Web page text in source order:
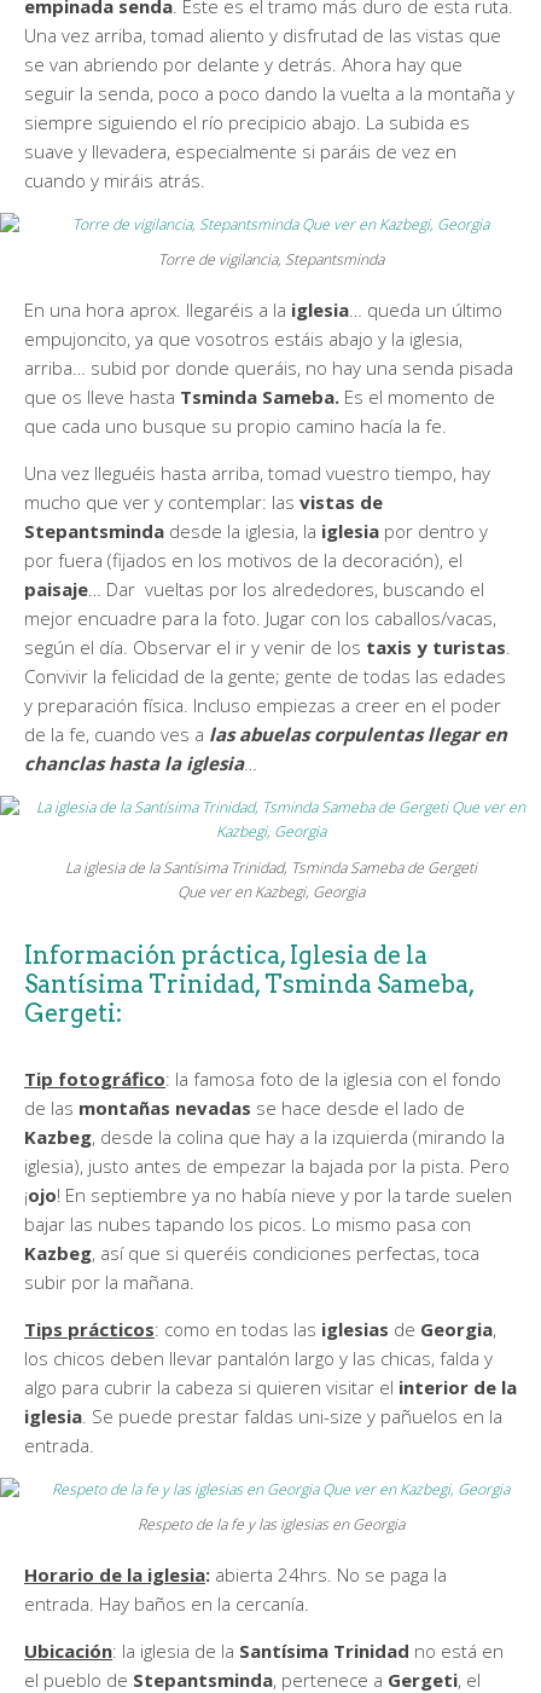
empinada senda . Éste es el tramo más duro de esta ruta.
Una vez arriba, tomad aliento y disfrutad de las vistas que
se van abriendo por delante y detrás. Ahora hay que
seguir la senda, poco a poco dando la vuelta a la montaña y
siempre siguiendo el río precipicio abajo. La subida es
suave y llevadera, especialmente si paráis de vez en
cuando y miráis atrás.
Torre de vigilancia, Stepantsminda
En una hora aprox. llegaréis a la iglesia … queda un último
empujoncito, ya que vosotros estáis abajo y la iglesia,
arriba… subid por donde queráis, no hay una senda pisada
que os lleve hasta Tsminda Sameba. Es el momento de
que cada uno busque su propio camino hacía la fe.
Una vez lleguéis hasta arriba, tomad vuestro tiempo, hay
mucho que ver y contemplar: las vistas de
Stepantsminda desde la iglesia, la iglesia por dentro y
por fuera (fijados en los motivos de la decoración), el
paisaje … Dar vueltas por los alrededores, buscando el
mejor encuadre para la foto. Jugar con los caballos/vacas,
según el día. Observar el ir y venir de los taxis y turistas
Convivir la felicidad de la gente; gente de todas las edades
y preparación física. Incluso empiezas a creer en el poder
de la fe, cuando ves a las abuelas corpulentas llegar en
chanclas hasta la iglesia…
La iglesia de la Santísima Trinidad, Tsminda Sameba de Gergeti
Que ver en Kazbegi, Georgia
Información práctica, Iglesia de la
Santísima Trinidad, Tsminda Sameba,
Gergeti:
Tip fotográfico: la famosa foto de la iglesia con el fondo
de las montañas nevadas se hace desde el lado de
Kazbeg, desde la colina que hay a la izquierda (mirando la
iglesia), justo antes de empezar la bajada por la pista. Pero
¡ojo! En septiembre ya no había nieve y por la tarde suelen
bajar las nubes tapando los picos. Lo mismo pasa con
Kazbeg, así que si queréis condiciones perfectas, toca
subir por la mañana.
Tips prácticos: como en todas las iglesias de Georgia,
los chicos deben llevar pantalón largo y las chicas, falda y
algo para cubrir la cabeza si quieren visitar el interior de la
iglesia . Se puede prestar faldas uni-size y pañuelos en la
entrada.
Respeto de la fe y las iglesias en Georgia
Horario de la iglesia: abierta 24hrs. No se paga la
entrada. Hay baños en la cercanía.
Ubicación: la iglesia de la Santísima Trinidad no está en
el pueblo de Stepantsminda, pertenece a Gergeti, el